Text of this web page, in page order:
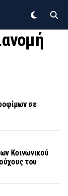
σε
Κοινωνικού
του